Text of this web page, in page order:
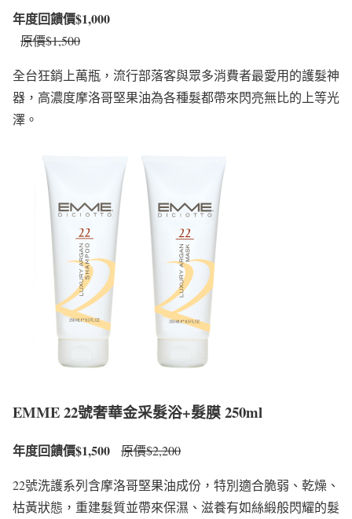
年度回饋價$1,000
原價$1,500
全台狂銷上萬瓶，流行部落客與眾多消費者最愛用的護髮神
器，高濃度摩洛哥堅果油為各種髮都帶來閃亮無比的上等光
澤。
EMME 22號奢華金采髮浴+髮膜 250ml
年度回饋價$1,500 原價$2,200
22號洗護系列含摩洛哥堅果油成份，特別適合脆弱、乾燥、
枯黃狀態，重建髮質並帶來保濕、滋養有如絲緞般閃耀的髮